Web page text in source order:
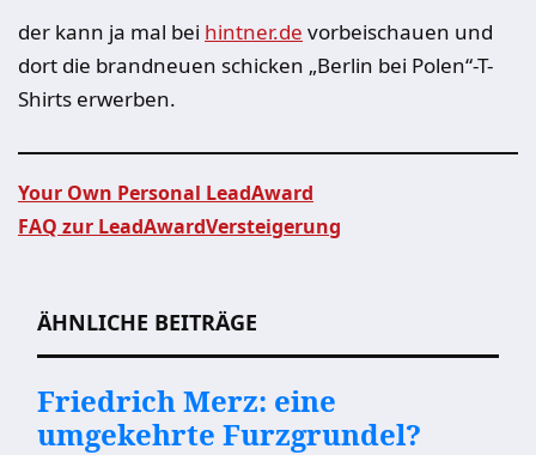
der kann ja mal bei hintner.de vorbeischauen und
dort die brandneuen schicken „Berlin bei Polen“-T-
Shirts erwerben.
Your Own Personal LeadAward
FAQ zur LeadAwardVersteigerung
ÄHNLICHE BEITRÄGE
Friedrich Merz: eine
umgekehrte Furzgrundel?